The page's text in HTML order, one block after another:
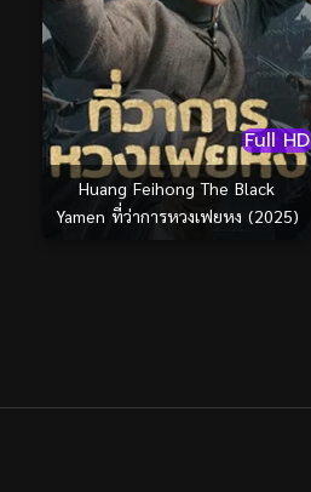
Full HD
Huang Feihong The Black
Yamen ที่ว่าการหวงเฟยหง (2025)